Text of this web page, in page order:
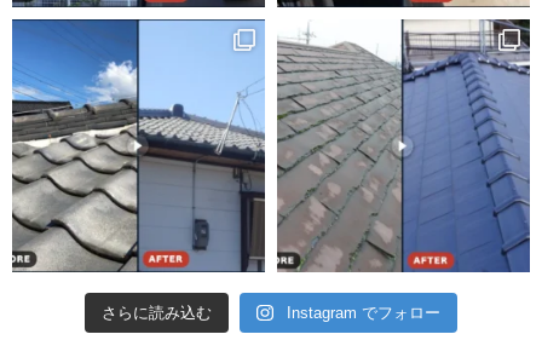
さらに読み込む Instagram でフォロー